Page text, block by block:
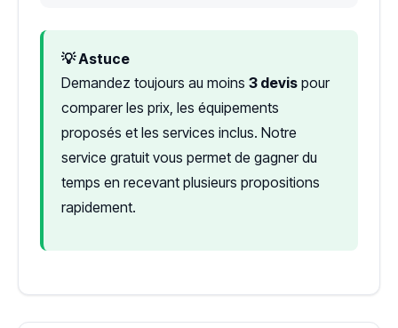
💡 Astuce
Demandez toujours au moins 3 devis pour
comparer les prix, les équipements
proposés et les services inclus. Notre
service gratuit vous permet de gagner du
temps en recevant plusieurs propositions
rapidement.